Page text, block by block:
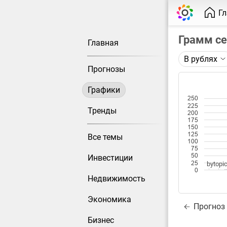
Главная
Прогнозы
Графики
Тренды
Все темы
Инвестиции
Недвижимость
Экономика
Бизнес
Грамм
Описание
Цена
Каждая
при
Данные
В рублях
0
25
50
75
100
125
150
175
200
225
250
Прогноз